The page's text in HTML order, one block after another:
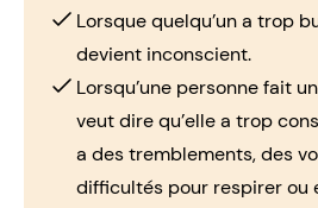
Lorsque quelqu’un a trop
devient inconscient.
Lorsqu’une personne fait
veut dire qu’elle a trop
a des tremblements, des
difficultés pour respirer ou